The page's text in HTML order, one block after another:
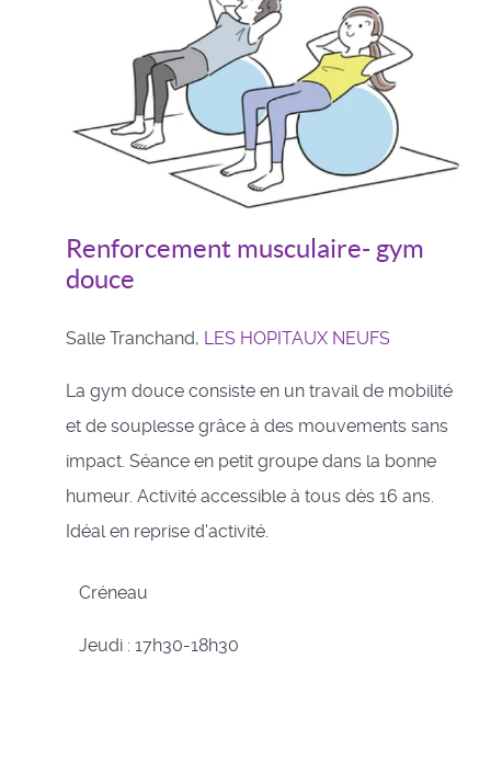
Renforcement musculaire- gym
douce
Salle Tranchand, LES HOPITAUX NEUFS
La gym douce consiste en un travail de mobilité
et de souplesse grâce à des mouvements sans
impact. Séance en petit groupe dans la bonne
humeur. Activité accessible à tous dès 16 ans.
Idéal en reprise d'activité.
Créneau
Jeudi : 17h30-18h30